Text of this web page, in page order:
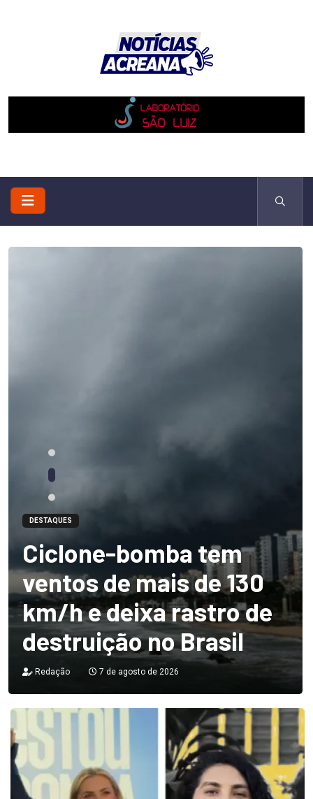
DESTAQUES
Ciclone-bomba tem
ventos de mais de 130
km/h e deixa rastro de
destruição no Brasil
Redação 7 de agosto de 2026